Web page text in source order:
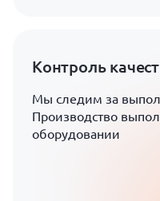
Контроль
Мы следим за
Производство
оборудовании